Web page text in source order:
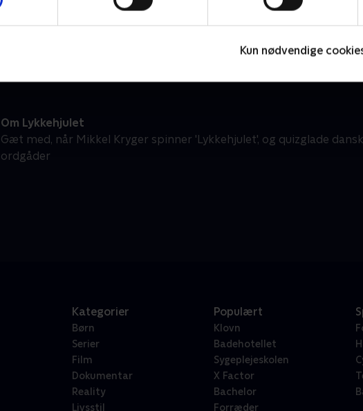
Kun nødvendige
Om Lykkehjulet
Gæt med, når Mikkel Kryger spinner 'Lykkehjulet', og quizglade
ordgåder
Kategorier
Børn
Serier
Film
Dokumentar
Reality
Livsstil
Populært
Klovn
Badehotellet
Sygeplejeskolen
X Factor
Bachelor
Forræder